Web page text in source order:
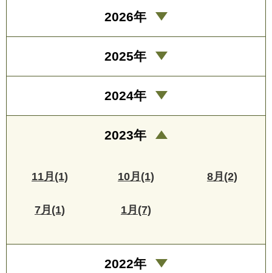
2026年
2025年
2024年
2023年
11月(1) 10月(1) 8月(2)
7月(1) 1月(7)
2022年